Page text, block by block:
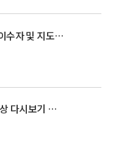
22/06/07 수면다원검사 교육이수자 및 지도의사 취득절차 안내
20/12/04 [창립학술대회 강의영상 다시보기 서비스 안내]